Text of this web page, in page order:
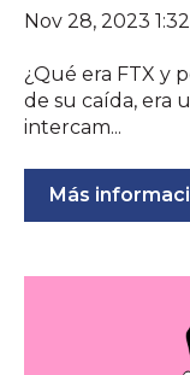
Nov 28, 2023
¿Qué era FTX y
de su caída, era
intercam...
Más